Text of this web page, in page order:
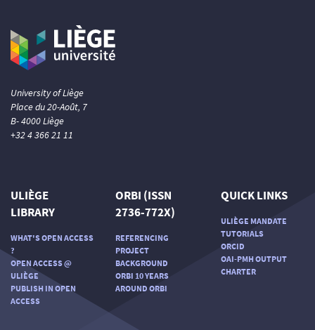
University of Liège
Place du 20-Août, 7
B- 4000 Liège
+32 4 366 21 11
ULIÈGE
LIBRARY
WHAT'S OPEN ACCESS
?
OPEN ACCESS @
ULIÈGE
PUBLISH IN OPEN
ACCESS
ORBI (ISSN
2736-772X)
REFERENCING
PROJECT
BACKGROUND
ORBI 10 YEARS
AROUND ORBI
QUICK LINKS
ULIÈGE MANDATE
TUTORIALS
ORCID
OAI-PMH OUTPUT
CHARTER